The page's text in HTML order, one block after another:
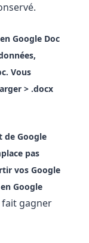
Google Doc
Vous
> .docx
de Google
pas
vos Google
Google
fait gagner